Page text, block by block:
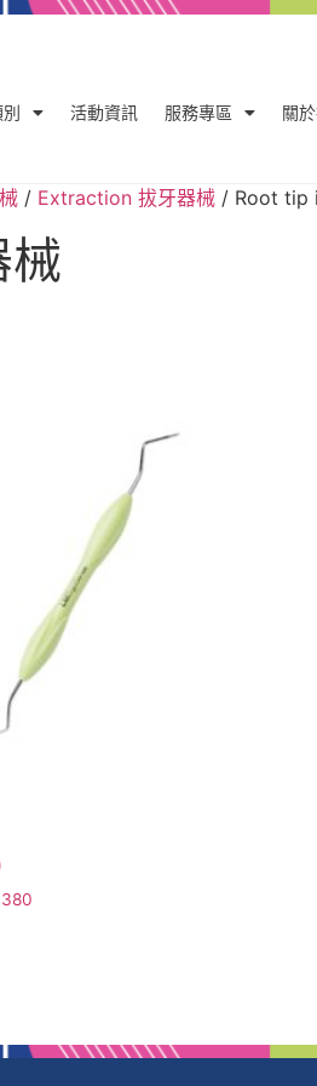
活動資訊 服務專區 關
/ Extraction 拔牙器械 / Root tip